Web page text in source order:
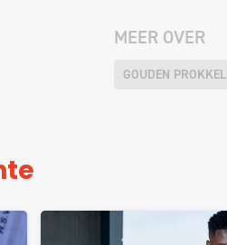
MEER OVER
GOUDEN PROKKEL